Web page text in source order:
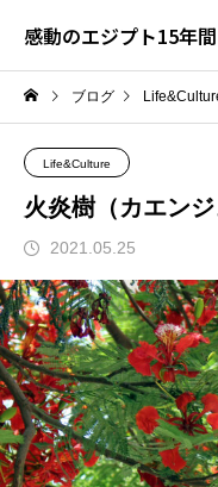
感動のエジプト15年
ブログ
Life&Culture
火炎樹（カエン
2021.05.25